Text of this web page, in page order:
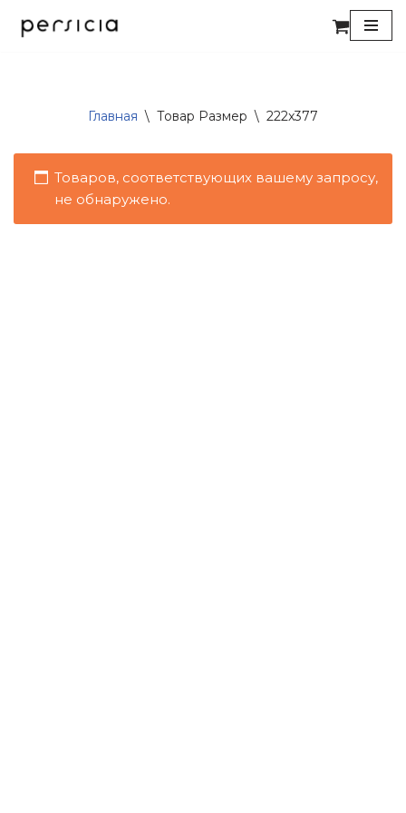
Главная \ Товар Размер \ 222x377
Товаров, соответствующих вашему запросу,
не обнаружено.